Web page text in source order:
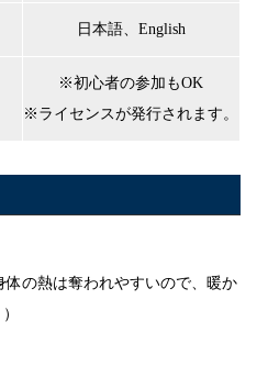
日本語、English
※初心者の参加もOK
※ライセンスが発行されます。
の熱は奪われやすいので、暖か